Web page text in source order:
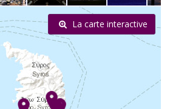
La carte interactive